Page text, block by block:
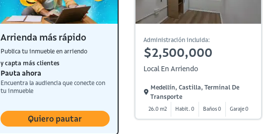
Arrienda más rápido
Publica tu inmueble en arriendo
y capta más clientes
Pauta ahora
Encuentra la audiencia que conecte con
tu inmueble
Quiero pautar
Administración incluida:
$2,500,000
Local En Arriendo
Medellín, Castilla, Terminal De
Transporte
26.0 m2 Habit. 0 Baños 0 Garaje 0